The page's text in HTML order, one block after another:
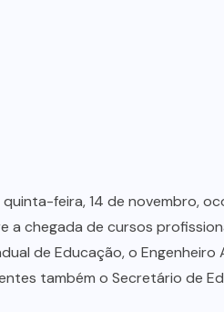
feira, 14 de novembro,
a chegada de cursos
de Educação, o
também o Secretário de